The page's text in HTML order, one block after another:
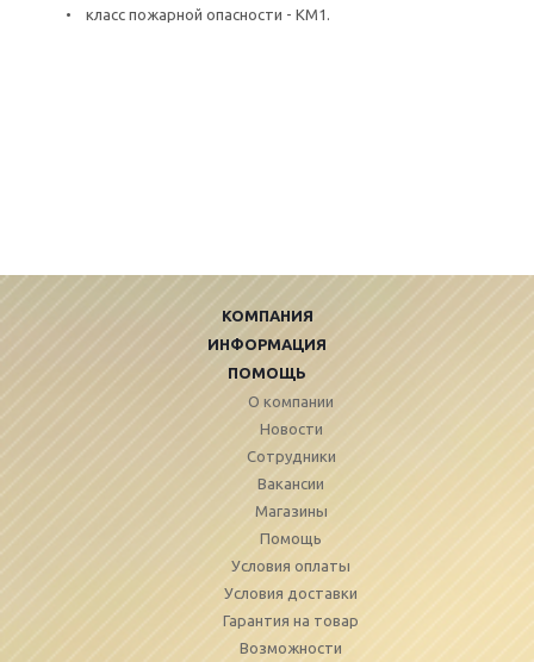
• класс пожарной опасности - КМ1.
КОМПАНИЯ
ИНФОРМАЦИЯ
ПОМОЩЬ
О компании
Новости
Сотрудники
Вакансии
Магазины
Помощь
Условия оплаты
Условия доставки
Гарантия на товар
Возможности